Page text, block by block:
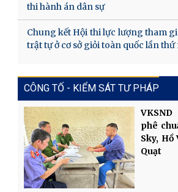
thi hành án dân sự
Chung kết Hội thi lực lượng tham
trật tự ở cơ sở giỏi toàn quốc lần thứ
CÔNG TỐ - KIỂM SÁT TƯ PHÁP
phê
Sky, Hồ
Quạt